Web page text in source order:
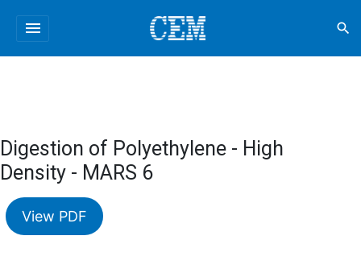
menu search
Digestion of Polyethylene - High
Density - MARS 6
View PDF